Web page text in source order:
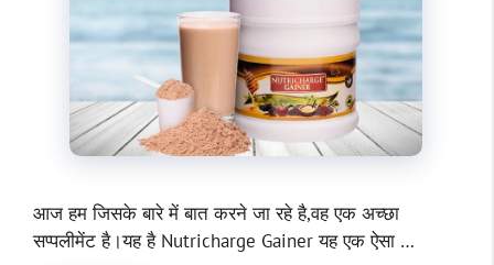
आज हम जिसके बारे में बात करने जा रहे है,वह एक अच्छा
सप्पलीमेंट है।यह है Nutricharge Gainer यह एक ऐसा …